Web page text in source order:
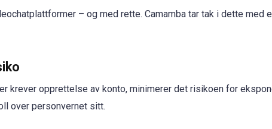
– og med rette. Camamba tar tak i dette med
krever opprettelse av konto, minimerer det risikoen for
over personvernet sitt.